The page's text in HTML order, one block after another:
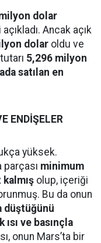
dolar
Ancak açık
dolar oldu ve
5,296 milyon
satılan en
ENDİŞELER
yüksek.
parçası minimum
olup, içeriği
Bu da onun
düştüğünü
ısı ve basınçla
onun Mars’ta bir